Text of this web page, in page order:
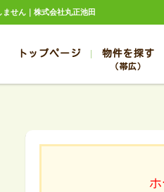
せん｜株式会社丸正池田
トップページ 物件を探す
（帯広）